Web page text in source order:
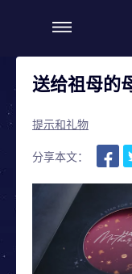
送给祖母的
提示和礼物
分享本文：